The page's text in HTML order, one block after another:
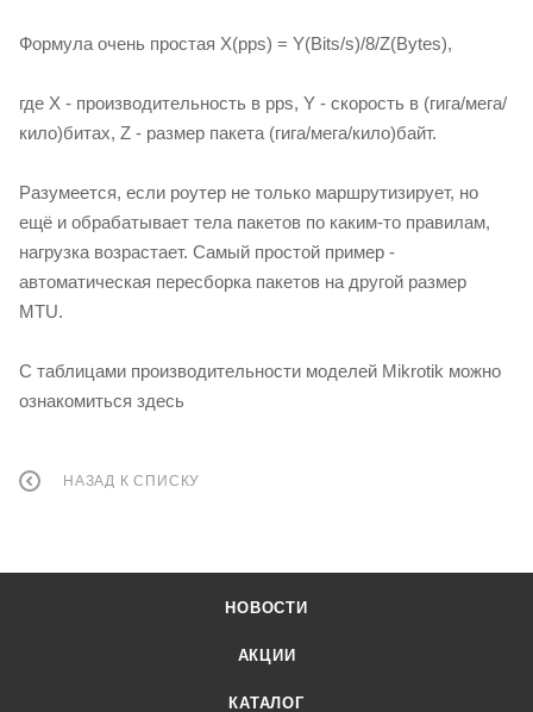
Формула очень простая X(pps) = Y(Bits/s)/8/Z(Bytes),
где X - производительность в pps, Y - скорость в (гига/мега/
кило)битах, Z - размер пакета (гига/мега/кило)байт.
Разумеется, если роутер не только маршрутизирует, но
ещё и обрабатывает тела пакетов по каким-то правилам,
нагрузка возрастает. Самый простой пример -
автоматическая пересборка пакетов на другой размер
MTU.
С таблицами производительности моделей Mikrotik можно
ознакомиться здесь
НАЗАД К СПИСКУ
НОВОСТИ
АКЦИИ
КАТАЛОГ